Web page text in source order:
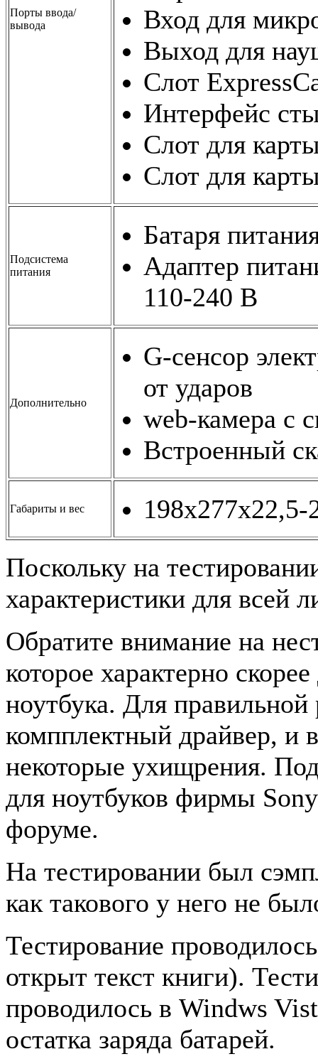
Порты ввода/
вывода
Вход для
Выход для
Слот
Интерфейс
Слот для
Слот для
Подсистема
питания
Батаря
Адаптер
110-240 В
Дополнительно
G-сенсор
от ударов
web-камера с
Встроенный
Габариты и вес
Поскольку на
характеристики для всей
Обратите внимание на
которое характерно
ноутбука. Для
компплектный драйвер, и
некоторые ухищрения.
для ноутбуков фирмы
форуме.
На тестировании был
как такового у него не
Тестирование
открыт текст книги).
проводилось в Windws
остатка заряда батарей.